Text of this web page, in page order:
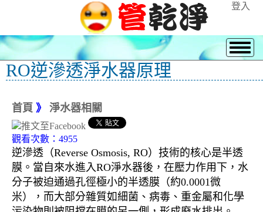
登入
RO逆滲透淨水器原理
首頁 》 淨水器相關
觀看次數：4955
逆滲透（Reverse Osmosis, RO）技術的核心是半透
膜。當自來水進入RO淨水器後，在壓力作用下，水
分子被迫通過孔徑極小的半透膜（約0.0001微
米），而大部分雜質如細菌、病毒、重金屬和化學